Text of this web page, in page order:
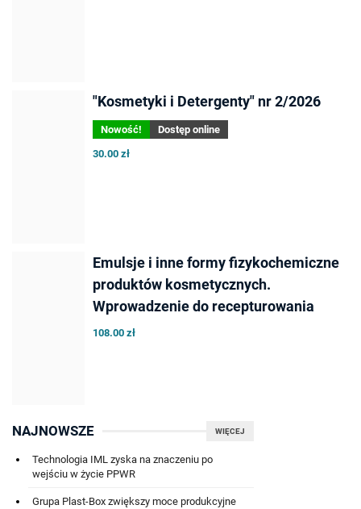
"Kosmetyki i Detergenty" nr 2/2026
Nowość!
Dostęp online
30.00 zł
Emulsje i inne formy fizykochemiczne
produktów kosmetycznych.
Wprowadzenie do recepturowania
108.00 zł
WIĘCEJ
NAJNOWSZE
Technologia IML zyska na znaczeniu po
wejściu w życie PPWR
Grupa Plast-Box zwiększy moce produkcyjne